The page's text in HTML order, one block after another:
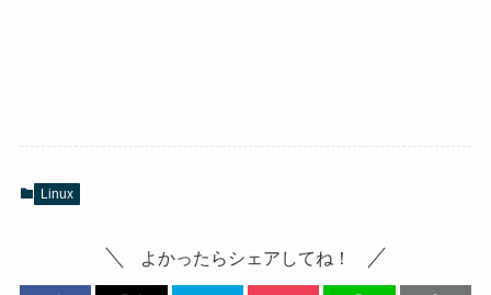
Linux
よかったらシェアしてね！